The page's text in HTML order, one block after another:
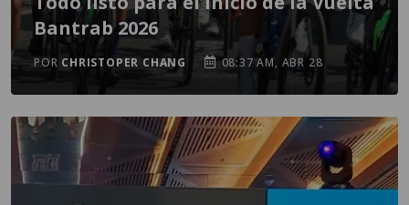
Bantrab 2026
POR CHRISTOPER CHANG 08:37 AM, ABR 28